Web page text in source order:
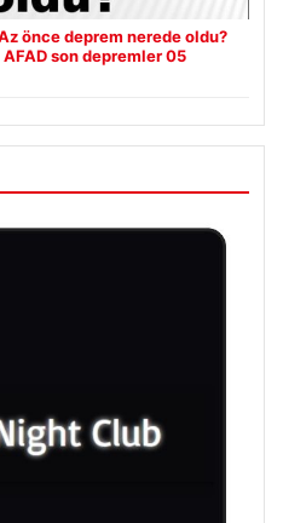
önce deprem nerede oldu?
son depremler 05